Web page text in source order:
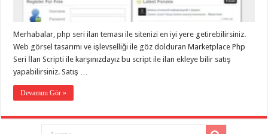
Merhabalar, php seri ilan teması ile sitenizi en iyi yere getirebilirsiniz.
Web görsel tasarımı ve işlevselliği ile göz dolduran Marketplace Php
Seri İlan Scripti ile karşınızdayız bu script ile ilan ekleye bilir satış
yapabilirsiniz. Satış …
Devamını Gör »